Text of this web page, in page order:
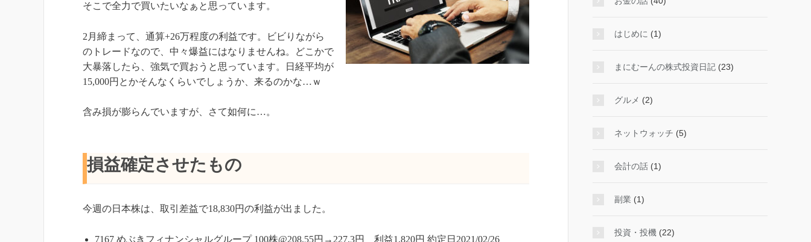
そこで全力で買いたいなぁと思っています。
2月締まって、通算+26万程度の利益です。ビビりながら
のトレードなので、中々爆益にはなりませんね。どこかで
大暴落したら、強気で買おうと思っています。日経平均が
15,000円とかそんなくらいでしょうか、来るのかな…ｗ
含み損が膨らんでいますが、さて如何に…。
損益確定させたもの
今週の日本株は、取引差益で18,830円の利益が出ました。
7167 めぶきフィナンシャルグループ 100株@208.55円→227.3円 利益1,820円 約定日2021/02/26
はじめに (1)
まにむーんの株式投資日記 (23)
グルメ (2)
ネットウォッチ (5)
会計の話 (1)
副業 (1)
投資・投機 (22)